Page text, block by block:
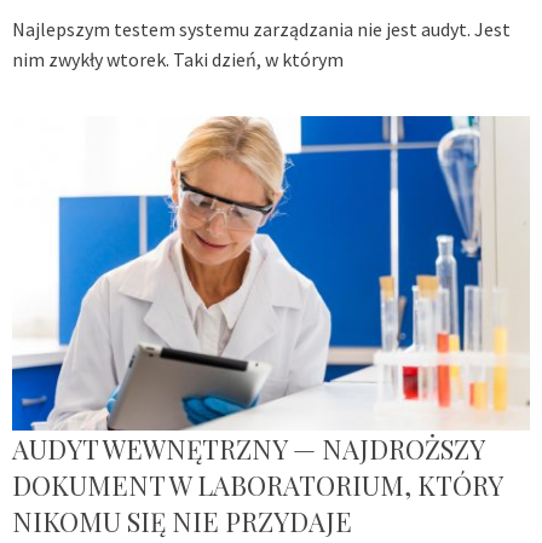
Najlepszym testem systemu zarządzania nie jest audyt. Jest
nim zwykły wtorek. Taki dzień, w którym
AUDYT WEWNĘTRZNY — NAJDROŻSZY
DOKUMENT W LABORATORIUM, KTÓRY
NIKOMU SIĘ NIE PRZYDAJE